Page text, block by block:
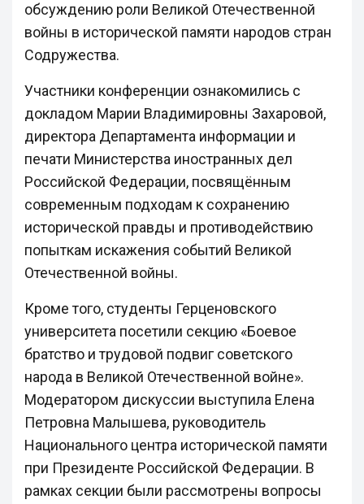
обсуждению роли Великой Отечественной
войны в исторической памяти народов стран
Содружества.
Участники конференции ознакомились с
докладом Марии Владимировны Захаровой,
директора Департамента информации и
печати Министерства иностранных дел
Российской Федерации, посвящённым
современным подходам к сохранению
исторической правды и противодействию
попыткам искажения событий Великой
Отечественной войны.
Кроме того, студенты Герценовского
университета посетили секцию «Боевое
братство и трудовой подвиг советского
народа в Великой Отечественной войне».
Модератором дискуссии выступила Елена
Петровна Малышева, руководитель
Национального центра исторической памяти
при Президенте Российской Федерации. В
рамках секции были рассмотрены вопросы